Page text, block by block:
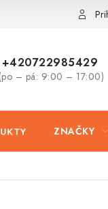
+420722985429
(po – pá: 9:00 – 17:00)
ZNAČKY